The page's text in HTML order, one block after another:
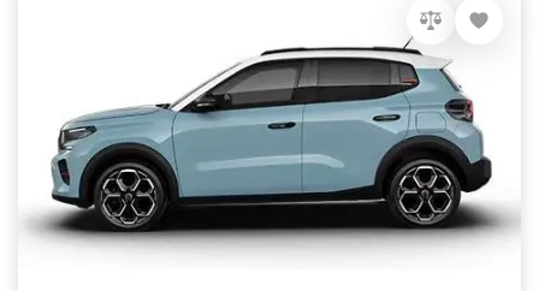
Підпишись на наш канал та слідкуй за
акціями, послугами та новинками